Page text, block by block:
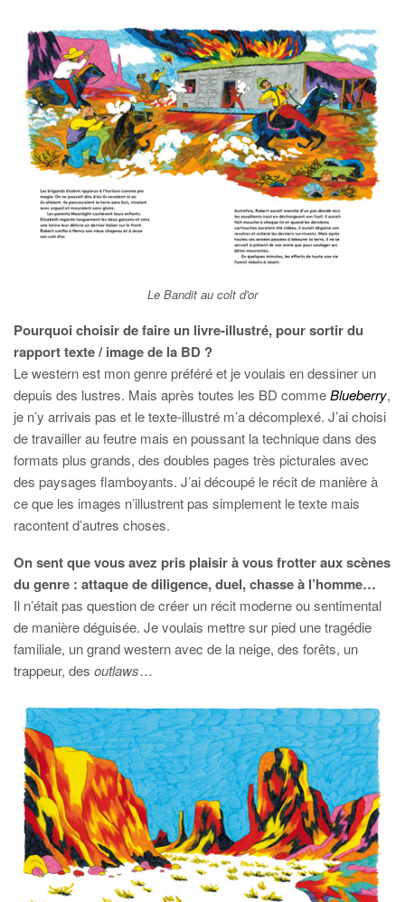
Le Bandit au colt d'or
Pourquoi choisir de faire un livre-illustré, pour sortir du
rapport texte / image de la BD ?
Le western est mon genre préféré et je voulais en dessiner un
depuis des lustres. Mais après toutes les BD commeBlueberry,
je n’y arrivais pas et le texte-illustré m’a décomplexé. J’ai choisi
de travailler au feutre mais en poussant la technique dans des
formats plus grands, des doubles pages très picturales avec
des paysages flamboyants. J’ai découpé le récit de manière à
ce que les images n’illustrent pas simplement le texte mais
racontent d’autres choses.
On sent que vous avez pris plaisir à vous frotter aux scènes
du genre : attaque de diligence, duel, chasse à l’homme…
Il n’était pas question de créer un récit moderne ou sentimental
de manière déguisée. Je voulais mettre sur pied une tragédie
familiale, un grand western avec de la neige, des forêts, un
trappeur, des outlaws…